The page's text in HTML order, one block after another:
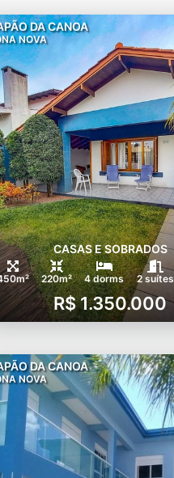
DA CANOA
NOVA
CASAS E SOBRADOS
220m² 4 dorms 2 suítes
R$ 1.350.000
DA CANOA
NOVA